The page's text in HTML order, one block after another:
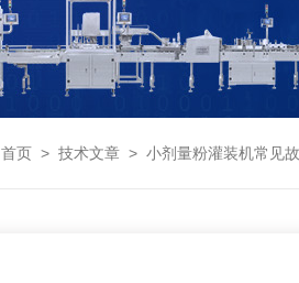
首页> 技术文章> 小剂量粉灌装机常见